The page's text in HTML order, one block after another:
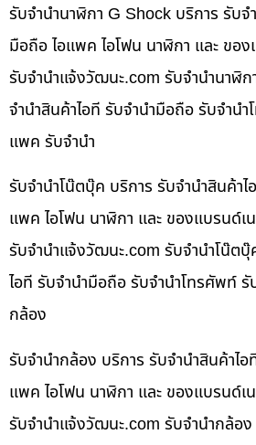
รับจำนำนาฬิกา G Shock บริการ รับจ
มือถือ ไอแพค ไอโฟน นาฬิกา และ ขอ
รับจํานําแจ้งวัฒนะ.com รับจำนำนาฬิ
จำนำสินค้าไอที รับจำนำมือถือ รับจำน
แพค รับจำนำ
รับจำนำโน๊ตบุ๊ค บริการ รับจำนำสินค้า
แพค ไอโฟน นาฬิกา และ ของแบรนด์เ
รับจํานําแจ้งวัฒนะ.com รับจำนำโน๊ต
ไอที รับจำนำมือถือ รับจำนำโทรศัพท์ รั
กล้อง
รับจำนำกล้อง บริการ รับจำนำสินค้าไ
แพค ไอโฟน นาฬิกา และ ของแบรนด์เ
รับจํานําแจ้งวัฒนะ.com รับจำนำกล้อ